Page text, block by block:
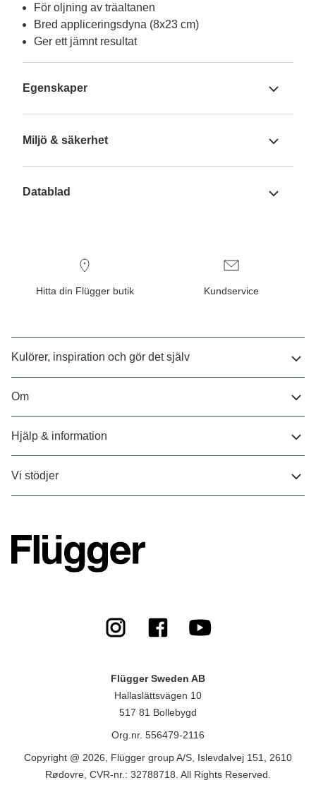
För oljning av träaltanen
Bred appliceringsdyna (8x23 cm)
Ger ett jämnt resultat
Egenskaper
Miljö & säkerhet
Datablad
Hitta din Flügger butik Kundservice
Kulörer, inspiration och gör det själv
Om
Hjälp & information
Vi stödjer
Flügger Sweden AB
Hallaslättsvägen 10
517 81 Bollebygd
Org.nr. 556479-2116
Copyright @ 2026, Flügger group A/S, Islevdalvej 151, 2610
Rødovre, CVR-nr.: 32788718. All Rights Reserved.